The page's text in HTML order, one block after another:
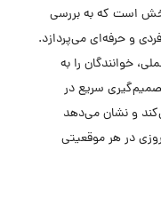
است که به بررسی
و حرفه‌ای می‌پردازد.
خوانندگان را به
سریع در
و نشان می‌دهد
در هر موقعیتی